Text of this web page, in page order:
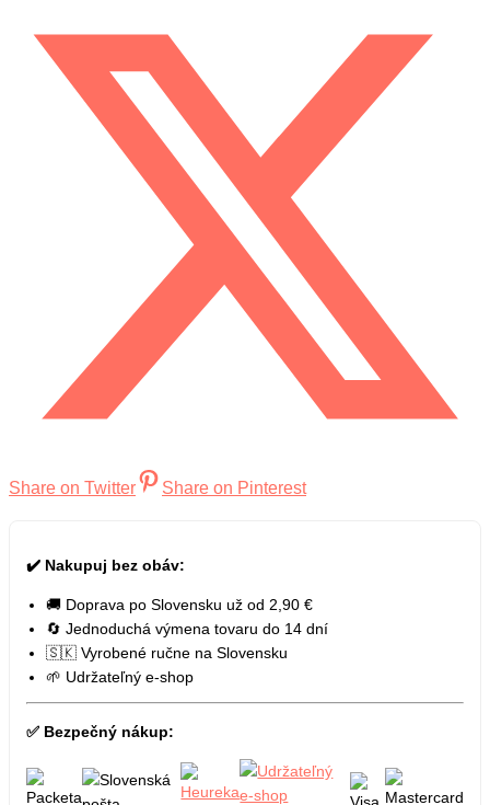
Share on Twitter Share on Pinterest
✔️ Nakupuj bez obáv:
🚚 Doprava po Slovensku už od 2,90 €
🔄 Jednoduchá výmena tovaru do 14 dní
🇸🇰 Vyrobené ručne na Slovensku
🌱 Udržateľný e-shop
✅ Bezpečný nákup: